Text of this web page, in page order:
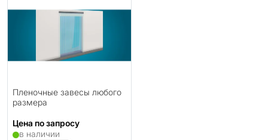
Пленочные завесы любого
размера
Цена по запросу
в наличии